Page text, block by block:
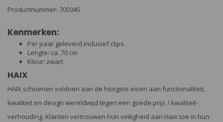
Productnummer: 705045
Kenmerken:
Per paar geleverd inclusief clips.
Lengte: ca. 70 cm
Kleur: zwart
HAIX
HAIX schoenen voldoen aan de hoogste eisen aan functionaliteit,
kwaliteit en design wereldwijd tegen een goede prijs / kwaliteit-
verhouding. Klanten vertrouwen hun veiligheid aan Haix toe in hun